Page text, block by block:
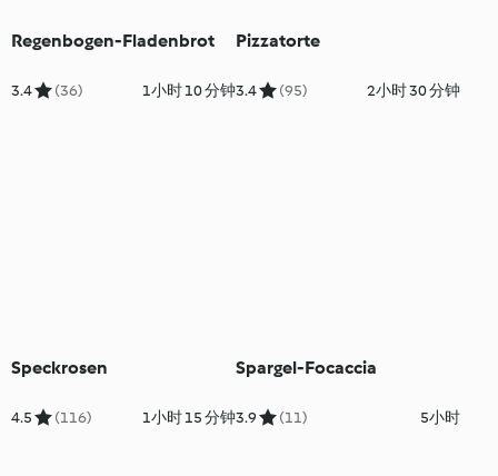
Regenbogen-Fladenbrot
3.4 (36) 1小时 10 分钟
Pizzatorte
3.4 (95) 2小时 30 分钟
Speckrosen
4.5 (116) 1小时 15 分钟
Spargel-Focaccia
3.9 (11) 5小时